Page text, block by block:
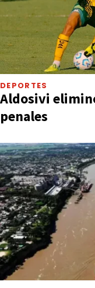
DEPORTES
Aldosivi
penales